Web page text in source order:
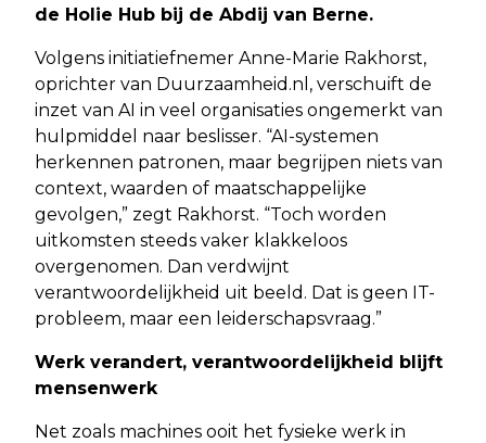
de Holie Hub bij de Abdij van Berne.
Volgens initiatiefnemer Anne-Marie Rakhorst,
oprichter van Duurzaamheid.nl, verschuift de
inzet van AI in veel organisaties ongemerkt van
hulpmiddel naar beslisser. “AI-systemen
herkennen patronen, maar begrijpen niets van
context, waarden of maatschappelijke
gevolgen,” zegt Rakhorst. “Toch worden
uitkomsten steeds vaker klakkeloos
overgenomen. Dan verdwijnt
verantwoordelijkheid uit beeld. Dat is geen IT-
probleem, maar een leiderschapsvraag.”
Werk verandert, verantwoordelijkheid blijft
mensenwerk
Net zoals machines ooit het fysieke werk in